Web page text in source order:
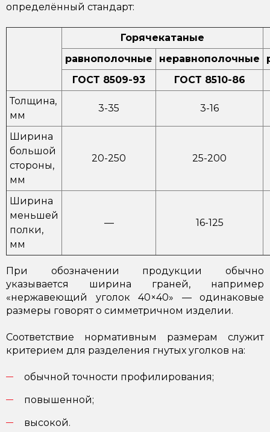
определённый стандарт:
Горячекатаные
равнополочные
неравнополочные
ГОСТ 8509-93
ГОСТ 8510-86
Толщина,
мм
3-35 3-16
Ширина
большой
стороны,
мм
20-250 25-200
Ширина
меньшей
полки,
мм
— 16-125
При обозначении продукции обычно
указывается ширина граней, например
«нержавеющий уголок 40×40» — одинаковые
размеры говорят о симметричном изделии.
Соответствие нормативным размерам служит
критерием для разделения гнутых уголков на:
обычной точности профилирования;
повышенной;
высокой.